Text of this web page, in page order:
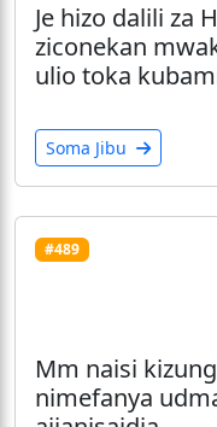
Je hizo dalili za
ziconekan
ulio toka
Soma Jibu
#489
Mm naisi
nimefanya